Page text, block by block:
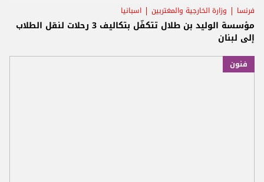
فرنسا وزارة الخارجية والمغتربين اسبانيا
مؤسسة الوليد بن طلال تتكفّل بتكاليف 3 رحلات لنقل الطلاب
إلى لبنان
فنون